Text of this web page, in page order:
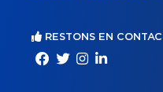
RESTONS EN